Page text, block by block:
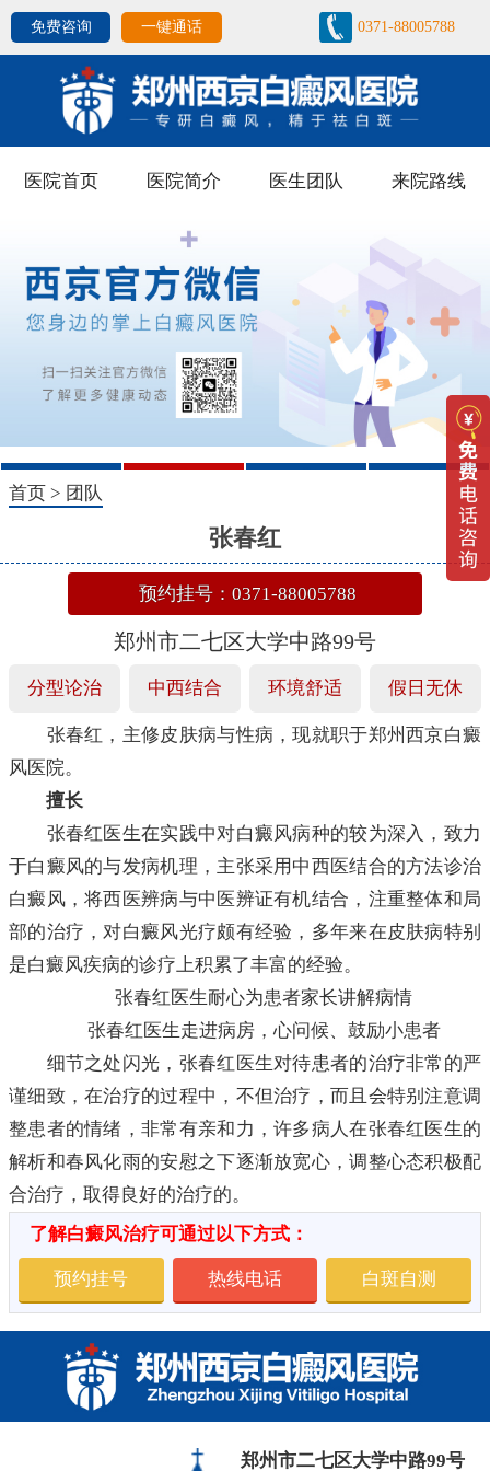
免费咨询 一键通话 0371-88005788
医院首页 医院简介 医生团队 来院路线
1 2 3 4
首页 > 团队
张春红
预约挂号：0371-88005788
郑州市二七区大学中路99号
分型论治 中西结合 环境舒适 假日无休
张春红，主修皮肤病与性病，现就职于郑州西京白癜
风医院。
擅长
张春红医生在实践中对白癜风病种的较为深入，致力
于白癜风的与发病机理，主张采用中西医结合的方法诊治
白癜风，将西医辨病与中医辨证有机结合，注重整体和局
部的治疗，对白癜风光疗颇有经验，多年来在皮肤病特别
是白癜风疾病的诊疗上积累了丰富的经验。
张春红医生耐心为患者家长讲解病情
张春红医生走进病房，心问候、鼓励小患者
细节之处闪光，张春红医生对待患者的治疗非常的严
谨细致，在治疗的过程中，不但治疗，而且会特别注意调
整患者的情绪，非常有亲和力，许多病人在张春红医生的
解析和春风化雨的安慰之下逐渐放宽心，调整心态积极配
合治疗，取得良好的治疗的。
了解白癜风治疗可通过以下方式：
预约挂号 热线电话 白斑自测
郑州市二七区大学中路99号